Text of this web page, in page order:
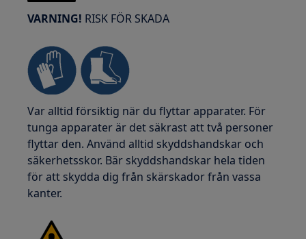
VARNING! RISK FÖR SKADA
Var alltid försiktig när du flyttar apparater. För
tunga apparater är det säkrast att två personer
flyttar den. Använd alltid skyddshandskar och
säkerhetsskor. Bär skyddshandskar hela tiden
för att skydda dig från skärskador från vassa
kanter.